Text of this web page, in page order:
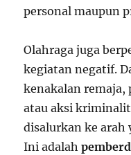
personal maupun
Olahraga juga
kegiatan negatif.
kenakalan remaja,
atau aksi
disalurkan ke
Ini adalah